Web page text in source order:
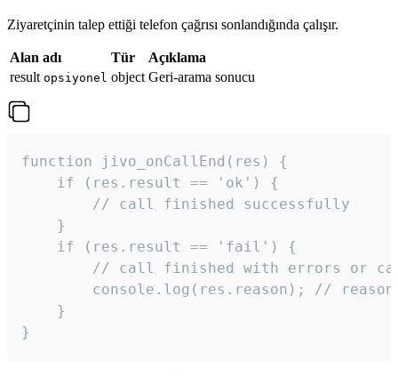
Ziyaretçinin talep ettiği telefon çağrısı sonlandığında çalışır.
Alan adı Tür
Açıklama
result opsiyonel object Geri-arama sonucu
function jivo_onCallEnd(res) {
    if (res.result == 'ok') {
        // call finished successfully
    }
    if (res.result == 'fail') {
// call finished with errors or
console.log(res.reason); //
    }
}